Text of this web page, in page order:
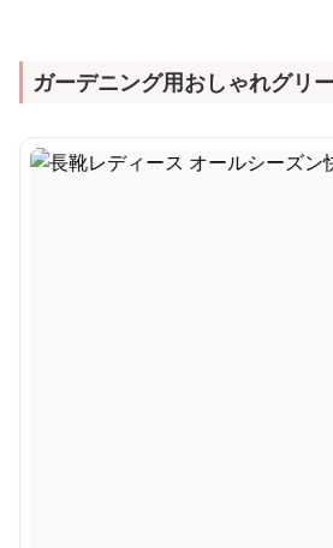
ガーデニング用おしゃれグリ